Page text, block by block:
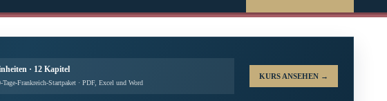
· 12 Kapitel
Tage-Frankreich-Startpaket · PDF, Excel und Word
KURS ANSEHEN →